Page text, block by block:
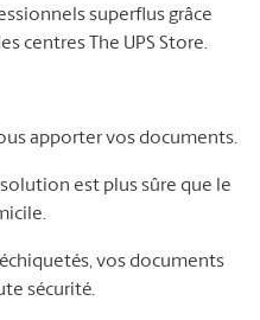
superflus grâce
centres The UPS Store.
apporter vos documents.
est plus sûre que le
vos documents
sécurité.